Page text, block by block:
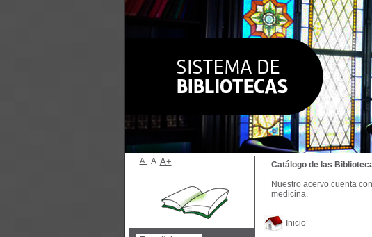
Inicio
Catálogo de las
Nuestro acervo cuenta
medicina.
A- A A+